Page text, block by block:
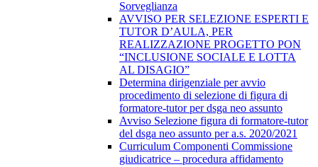
Sorveglianza
AVVISO PER SELEZIONE ESPERTI E
TUTOR D’AULA, PER
REALIZZAZIONE PROGETTO PON
“INCLUSIONE SOCIALE E LOTTA
AL DISAGIO”
Determina dirigenziale per avvio
procedimento di selezione di figura di
formatore-tutor per dsga neo assunto
Avviso Selezione figura di formatore-tutor
del dsga neo assunto per a.s. 2020/2021
Curriculum Componenti Commissione
giudicatrice – procedura affidamento